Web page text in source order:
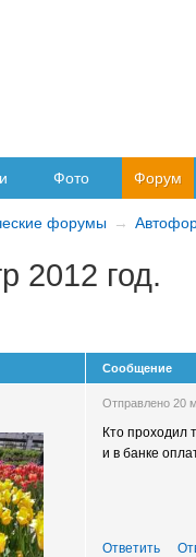
Фото Форум
форумы
2012 год.
Сообщение
Отправлено 20
Кто проходил
и в банке
Ответить